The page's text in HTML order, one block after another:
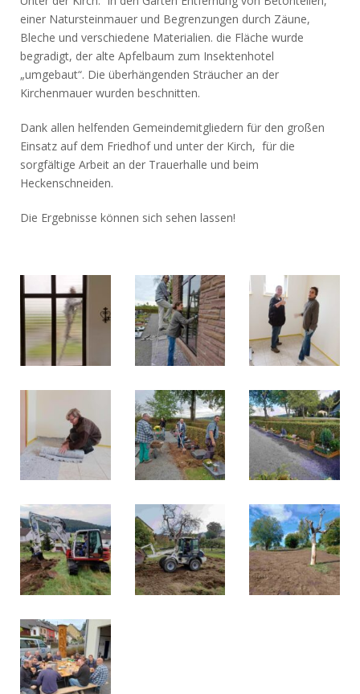
einer Natursteinmauer und Begrenzungen durch Zäune,
Bleche und verschiedene Materialien. die Fläche wurde
begradigt, der alte Apfelbaum zum Insektenhotel
„umgebaut“. Die überhängenden Sträucher an der
Kirchenmauer wurden beschnitten.
Dank allen helfenden Gemeindemitgliedern für den großen
Einsatz auf dem Friedhof und unter der Kirch, für die
sorgfältige Arbeit an der Trauerhalle und beim
Heckenschneiden.
Die Ergebnisse können sich sehen lassen!